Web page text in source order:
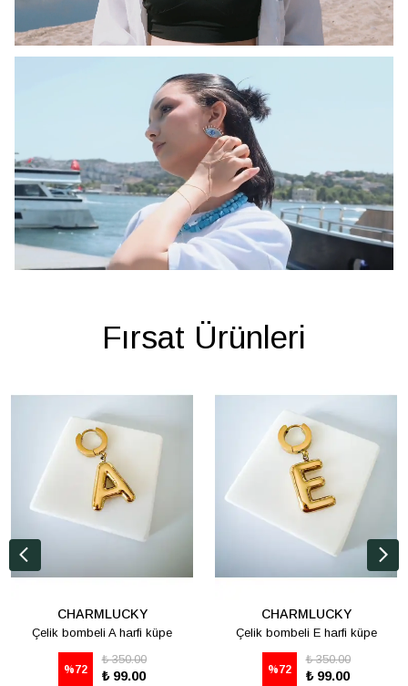
Fırsat Ürünleri
CHARMLUCKY
Çelik bombeli A harfi küpe
%72
₺ 350.00
₺ 99.00
CHARMLUCKY
Çelik bombeli E harfi küpe
%72
₺ 350.00
₺ 99.00